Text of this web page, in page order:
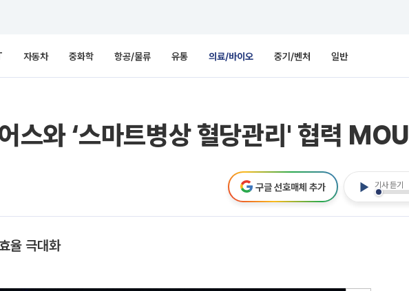
자동차 중화학 항공/물류 유통 의료/바이오 중기/벤처 일반
스와 ‘스마트병상 혈당관리' 협력 MOU
기사 듣기
구글 선호매체 추가
율 극대화